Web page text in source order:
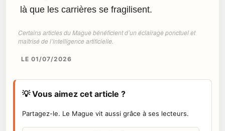
là que les carrières se fragilisent.
Certains articles du Mague bénéficient d’un éclairage ponctuel et
maîtrisé de l’intelligence artificielle.
LE 01/07/2026
💡 Vous aimez cet article ?
Partagez-le. Le Mague vit aussi grâce à ses lecteurs.